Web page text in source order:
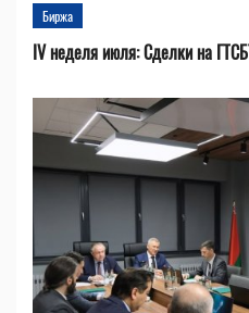
Биржа
IV неделя июля: Сделки на